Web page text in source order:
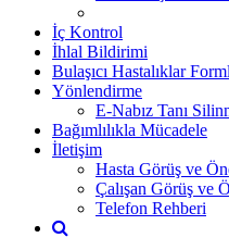
İç Kontrol
İhlal Bildirimi
Bulaşıcı Hastalıklar
Yönlendirme
E-Nabız Tanı
Bağımlılıkla Mücadele
İletişim
Hasta Görüş ve
Çalışan Görüş ve
Telefon Rehberi